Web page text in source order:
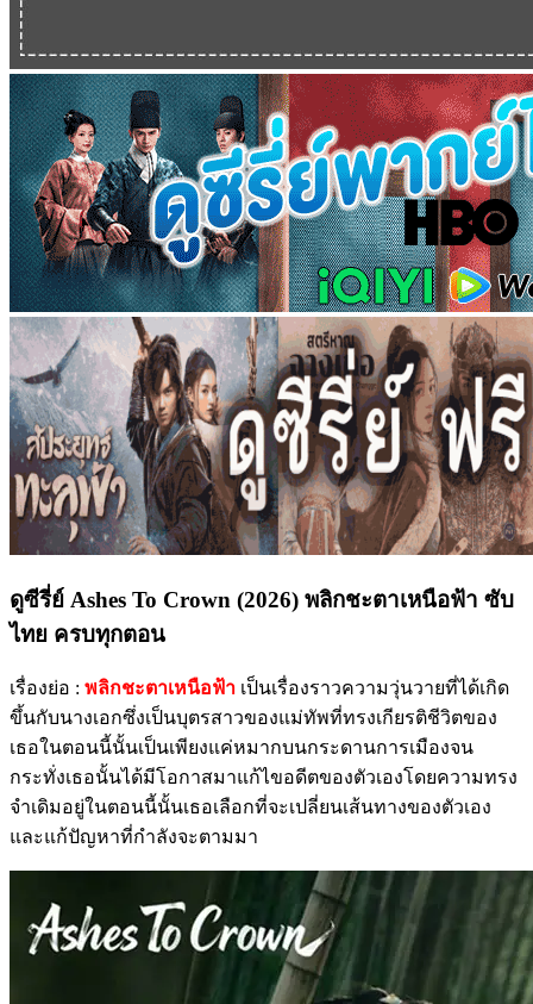
ดูซีรี่ย์ Ashes To Crown (2026) พลิกชะตาเหนือฟ้า ซับ
ไทย ครบทุกตอน
เรื่องย่อ : พลิกชะตาเหนือฟ้า เป็นเรื่องราวความวุ่นวายที่ได้เกิด
ขึ้นกับนางเอกซึ่งเป็นบุตรสาวของแม่ทัพที่ทรงเกียรติชีวิตของ
เธอในตอนนี้นั้นเป็นเพียงแค่หมากบนกระดานการเมืองจน
กระทั่งเธอนั้นได้มีโอกาสมาแก้ไขอดีตของตัวเองโดยความทรง
จำเดิมอยู่ในตอนนี้นั้นเธอเลือกที่จะเปลี่ยนเส้นทางของตัวเอง
และแก้ปัญหาที่กำลังจะตามมา